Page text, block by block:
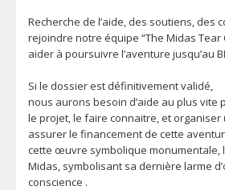
Recherche de l’aide, des soutiens, des
rejoindre notre équipe “The Midas Tear
aider à poursuivre l’aventure jusqu’au
Si le dossier est définitivement validé,
nous aurons besoin d’aide au plus vite
le projet, le faire connaitre, et organiser
assurer le financement de cette
cette œuvre symbolique monumentale,
Midas, symbolisant sa dernière larme
conscience .